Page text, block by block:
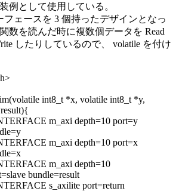
例として使用している。
フェースを 3 個持ったデザインとなっ
数を読んだ時に複数個データを Read
したりしているので、 volatile を付け
int8_t *x, volatile int8_t *y,
m_axi depth=10 port=y
m_axi depth=10 port=x
m_axi depth=10
bundle=result
s_axilite port=return